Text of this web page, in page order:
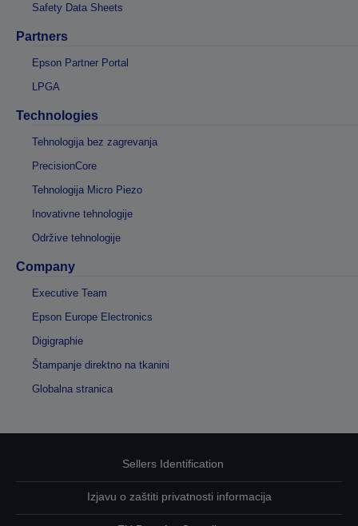
Safety Data Sheets
Partners
Epson Partner Portal
LPGA
Technologies
Tehnologija bez zagrevanja
PrecisionCore
Tehnologija Micro Piezo
Inovativne tehnologije
Održive tehnologije
Company
Executive Team
Epson Europe Electronics
Digigraphie
Štampanje direktno na tkanini
Globalna stranica
Sellers Identification
Izjavu o zaštiti privatnosti informacija